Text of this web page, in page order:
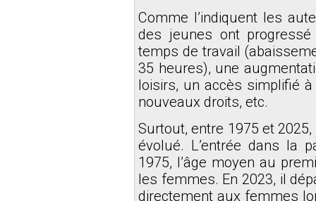
Comme l’indiquent les
des jeunes ont
temps de travail
35 heures), une
loisirs, un accès simplifié
nouveaux droits, etc.
Surtout, entre 1975 et
évolué. L’entrée dans la
1975, l’âge moyen au
les femmes. En 2023, il
directement aux femmes